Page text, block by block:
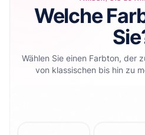
Welche
Wählen Sie einen Farbton, der
von klassischen bis hin zu